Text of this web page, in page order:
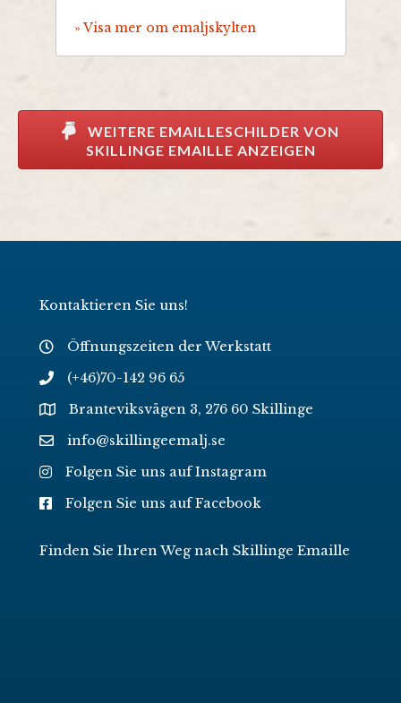
» Visa mer om emaljskylten
WEITERE EMAILLESCHILDER VON
SKILLINGE EMAILLE ANZEIGEN
Kontaktieren Sie uns!
Öffnungszeiten der Werkstatt
(+46)70-142 96 65
Branteviksvägen 3, 276 60 Skillinge
info@skillingeemalj.se
Folgen Sie uns auf Instagram
Folgen Sie uns auf Facebook
Finden Sie Ihren Weg nach Skillinge Emaille